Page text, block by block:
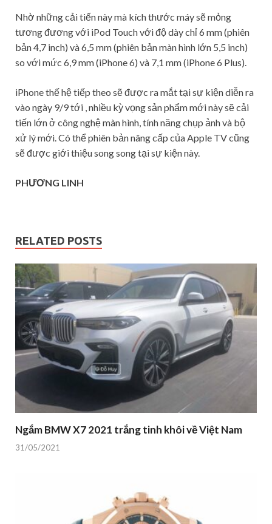
Nhờ những cải tiến này mà kích thước máy sẽ mỏng
tương đương với iPod Touch với độ dày chỉ 6 mm (phiên
bản 4,7 inch) và 6,5 mm (phiên bản màn hình lớn 5,5 inch)
so với mức 6,9 mm (iPhone 6) và 7,1 mm (iPhone 6 Plus).
iPhone thế hệ tiếp theo sẽ được ra mắt tại sự kiện diễn ra
vào ngày 9/9 tới , nhiều kỳ vọng sản phẩm mới này sẽ cải
tiến lớn ở công nghệ màn hình, tính năng chụp ảnh và bộ
xử lý mới. Có thể phiên bản nâng cấp của Apple TV cũng
sẽ được giới thiệu song song tại sự kiện này.
PHƯƠNG LINH
RELATED POSTS
Ngắm BMW X7 2021 trắng tinh khôi về Việt Nam
31/05/2021